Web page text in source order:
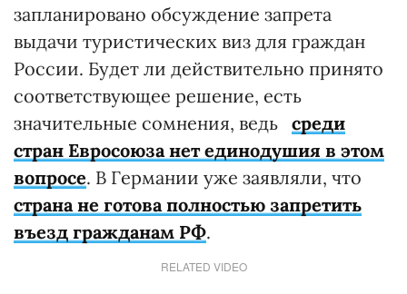
запланировано обсуждение запрета
выдачи туристических виз для граждан
России. Будет ли действительно принято
соответствующее решение, есть
значительные сомнения, ведь среди
стран Евросоюза нет единодушия в этом
вопросе. В Германии уже заявляли, что
страна не готова полностью запретить
въезд гражданам РФ.
RELATED VIDEO